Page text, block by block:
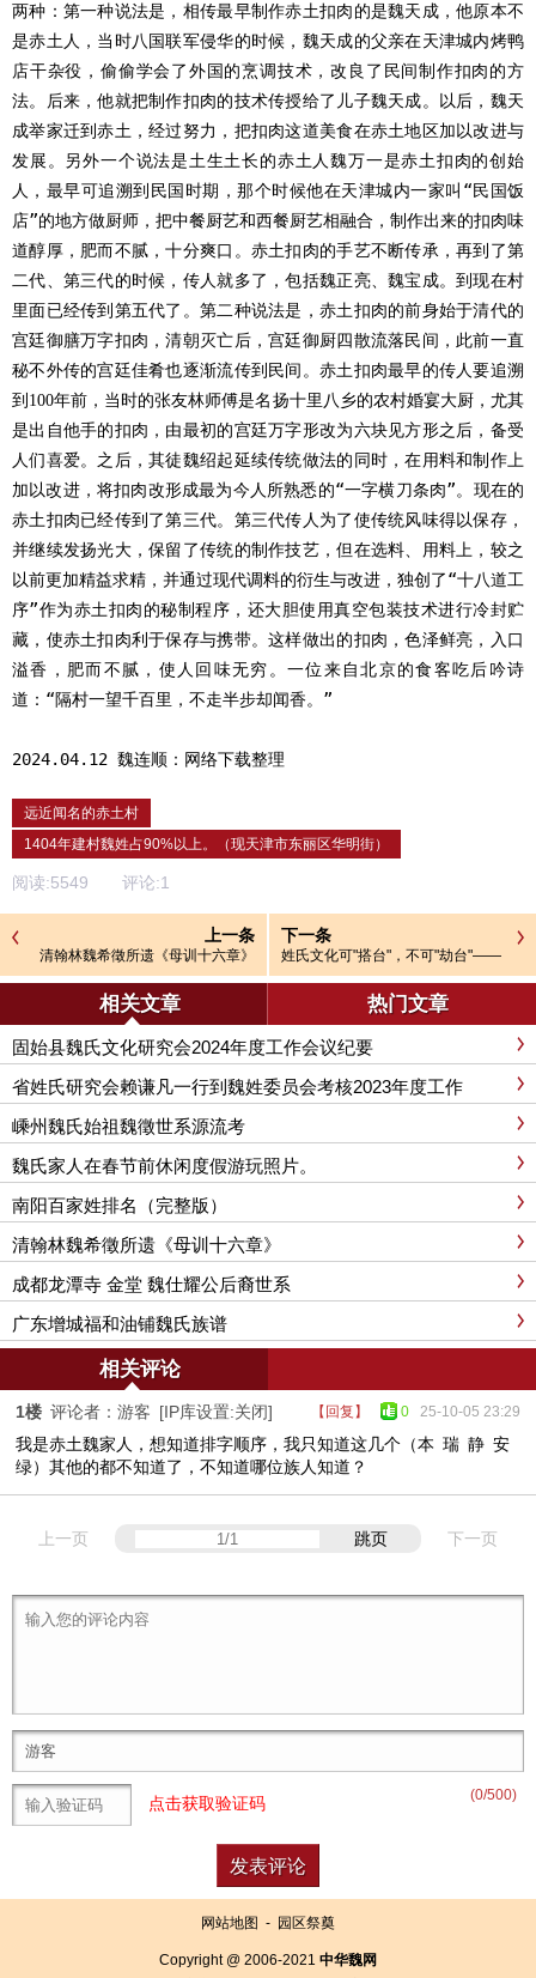
两种：第一种说法是，相传最早制作赤土扣肉的是魏天成，他原本不
是赤土人，当时八国联军侵华的时候，魏天成的父亲在天津城内烤鸭
店干杂役，偷偷学会了外国的烹调技术，改良了民间制作扣肉的方
法。后来，他就把制作扣肉的技术传授给了儿子魏天成。以后，魏天
成举家迁到赤土，经过努力，把扣肉这道美食在赤土地区加以改进与
发展。另外一个说法是土生土长的赤土人魏万一是赤土扣肉的创始
人，最早可追溯到民国时期，那个时候他在天津城内一家叫“民国饭
店”的地方做厨师，把中餐厨艺和西餐厨艺相融合，制作出来的扣肉味
道醇厚，肥而不腻，十分爽口。赤土扣肉的手艺不断传承，再到了第
二代、第三代的时候，传人就多了，包括魏正亮、魏宝成。到现在村
里面已经传到第五代了。第二种说法是，赤土扣肉的前身始于清代的
宫廷御膳万字扣肉，清朝灭亡后，宫廷御厨四散流落民间，此前一直
秘不外传的宫廷佳肴也逐渐流传到民间。赤土扣肉最早的传人要追溯
到 100年前，当时的张友林师傅是名扬十里八乡的农村婚宴大厨，尤其
是出自他手的扣肉，由最初的宫廷万字形改为六块见方形之后，备受
人们喜爱。之后，其徒魏绍起延续传统做法的同时，在用料和制作上
加以改进，将扣肉改形成最为今人所熟悉的“一字横刀条肉”。现在的
赤土扣肉已经传到了第三代。第三代传人为了使传统风味得以保存，
并继续发扬光大，保留了传统的制作技艺，但在选料、用料上，较之
以前更加精益求精，并通过现代调料的衍生与改进，独创了“十八道工
序”作为赤土扣肉的秘制程序，还大胆使用真空包装技术进行冷封贮
藏，使赤土扣肉利于保存与携带。这样做出的扣肉，色泽鲜亮，入口
溢香，肥而不腻，使人回味无穷。一位来自北京的食客吃后吟诗
道：“隔村一望千百里，不走半步却闻香。”
2024.04.12 魏连顺：网络下载整理
远近闻名的赤土村
1404年建村魏姓占90%以上。（现天津市东丽区华明街）
阅读:5549 评论:1
上一条
清翰林魏希徵所遗《母训十六章》
下一条
姓氏文化可"搭台"，不可"劫台"——
经济该为传承守初心
相关文章 热门文章
固始县魏氏文化研究会2024年度工作会议纪要
省姓氏研究会赖谦凡一行到魏姓委员会考核2023年度工作
嵊州魏氏始祖魏徵世系源流考
魏氏家人在春节前休闲度假游玩照片。
南阳百家姓排名（完整版）
清翰林魏希徵所遗《母训十六章》
成都龙潭寺 金堂 魏仕耀公后裔世系
广东增城福和油铺魏氏族谱
相关评论
【回复】 0 25-10-05 23:29
1楼 评论者：游客 [IP库设置:关闭]
我是赤土魏家人，想知道排字顺序，我只知道这几个（本 瑞 静 安
绿）其他的都不知道了，不知道哪位族人知道？
上一页 跳页 下一页
(0/500)
点击获取验证码
网站地图 - 园区祭奠
Copyright @ 2006-2021 中华魏网